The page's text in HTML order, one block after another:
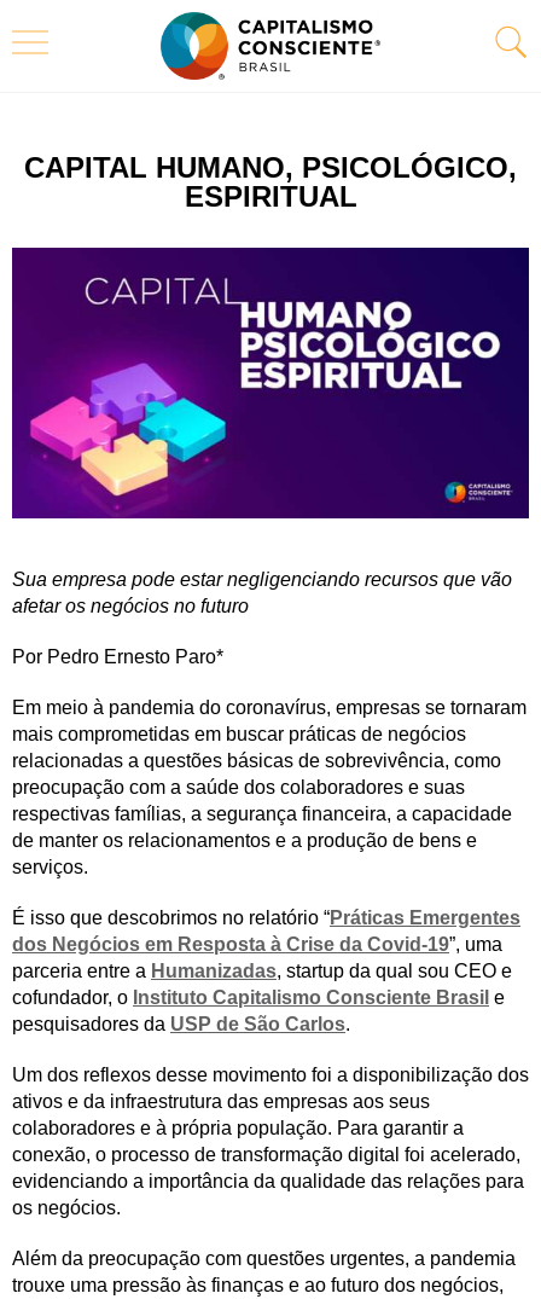
CAPITAL HUMANO, PSICOLÓGICO,
ESPIRITUAL
Sua empresa pode estar negligenciando recursos que vão
afetar os negócios no futuro
Por Pedro Ernesto Paro*
Em meio à pandemia do coronavírus, empresas se tornaram
mais comprometidas em buscar práticas de negócios
relacionadas a questões básicas de sobrevivência, como
preocupação com a saúde dos colaboradores e suas
respectivas famílias, a segurança financeira, a capacidade
de manter os relacionamentos e a produção de bens e
serviços.
É isso que descobrimos no relatório “Práticas Emergentes
dos Negócios em Resposta à Crise da Covid-19”, uma
parceria entre a Humanizadas, startup da qual sou CEO e
cofundador, o Instituto Capitalismo Consciente Brasil e
pesquisadores da USP de São Carlos.
Um dos reflexos desse movimento foi a disponibilização dos
ativos e da infraestrutura das empresas aos seus
colaboradores e à própria população. Para garantir a
conexão, o processo de transformação digital foi acelerado,
evidenciando a importância da qualidade das relações para
os negócios.
Além da preocupação com questões urgentes, a pandemia
trouxe uma pressão às finanças e ao futuro dos negócios,